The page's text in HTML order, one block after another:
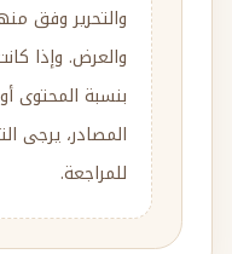
والعرض. وإذا
بنسبة المحتوى
المصادر، يرجى
للمراجعة.